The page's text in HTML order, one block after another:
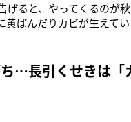
げると、やってくるのが
黄ばんだりカビが生えて
や黄ばみの原因にもな
真希さん。「カビ
…長引くせきは「